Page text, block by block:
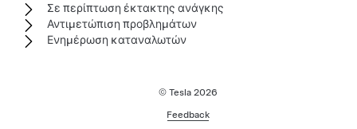
Σε περίπτωση έκτακτης ανάγκης
Αντιμετώπιση προβλημάτων
Ενημέρωση καταναλωτών
© Tesla 2026
Feedback